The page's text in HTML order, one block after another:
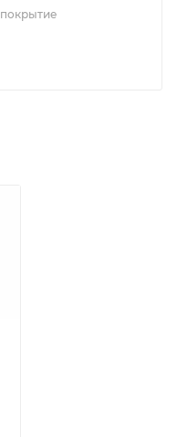
покрытие